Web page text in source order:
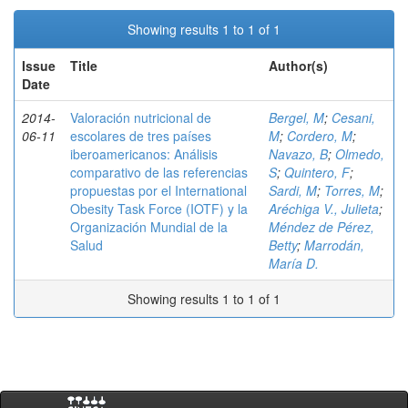
Showing results 1 to 1 of 1
Issue
Date
Title Author(s)
2014-
06-11
Valoración nutricional de
escolares de tres países
iberoamericanos: Análisis
comparativo de las referencias
propuestas por el International
Obesity Task Force (IOTF) y la
Organización Mundial de la
Salud
Bergel, M; Cesani,
M; Cordero, M;
Navazo, B; Olmedo,
S; Quintero, F;
Sardi, M; Torres, M;
Aréchiga V., Julieta;
Méndez de Pérez,
Betty; Marrodán,
María D.
Showing results 1 to 1 of 1